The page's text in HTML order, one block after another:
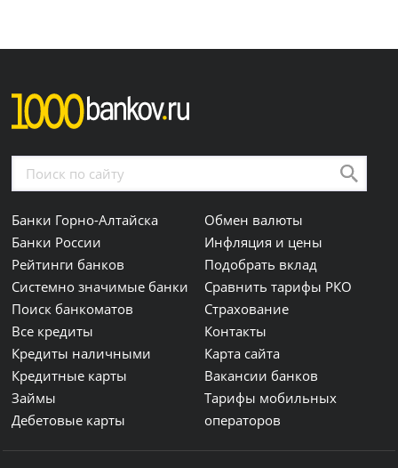
Банки Горно-Алтайска
Банки России
Рейтинги банков
Системно значимые банки
Поиск банкоматов
Все кредиты
Кредиты наличными
Кредитные карты
Займы
Дебетовые карты
Обмен валюты
Инфляция и цены
Подобрать вклад
Сравнить тарифы РКО
Страхование
Контакты
Карта сайта
Вакансии банков
Тарифы мобильных
операторов